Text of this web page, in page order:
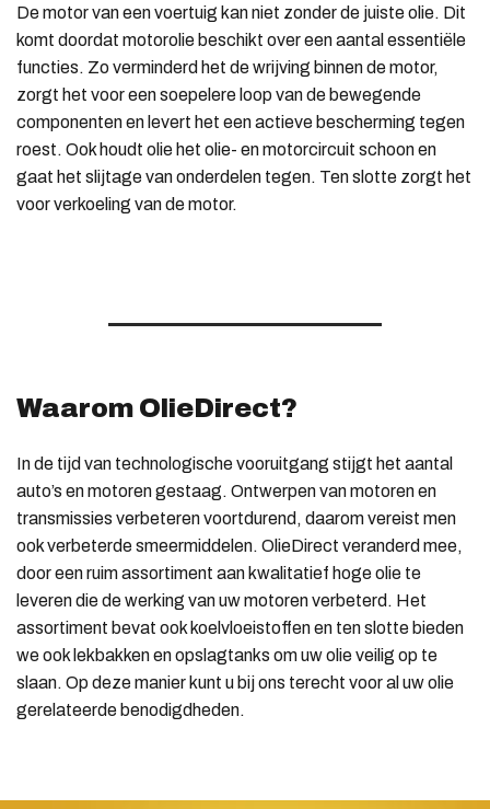
De motor van een voertuig kan niet zonder de juiste olie. Dit
komt doordat motorolie beschikt over een aantal essentiële
functies. Zo verminderd het de wrijving binnen de motor,
zorgt het voor een soepelere loop van de bewegende
componenten en levert het een actieve bescherming tegen
roest. Ook houdt olie het olie- en motorcircuit schoon en
gaat het slijtage van onderdelen tegen. Ten slotte zorgt het
voor verkoeling van de motor.
Waarom OlieDirect?
In de tijd van technologische vooruitgang stijgt het aantal
auto’s en motoren gestaag. Ontwerpen van motoren en
transmissies verbeteren voortdurend, daarom vereist men
ook verbeterde smeermiddelen. OlieDirect veranderd mee,
door een ruim assortiment aan kwalitatief hoge olie te
leveren die de werking van uw motoren verbeterd. Het
assortiment bevat ook koelvloeistoffen en ten slotte bieden
we ook lekbakken en opslagtanks om uw olie veilig op te
slaan. Op deze manier kunt u bij ons terecht voor al uw olie
gerelateerde benodigdheden.